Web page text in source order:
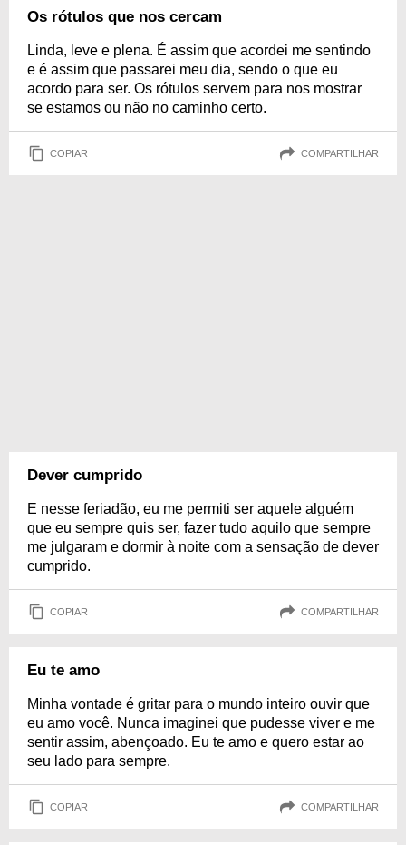
Os rótulos que nos cercam
Linda, leve e plena. É assim que acordei me sentindo
e é assim que passarei meu dia, sendo o que eu
acordo para ser. Os rótulos servem para nos mostrar
se estamos ou não no caminho certo.
COPIAR COMPARTILHAR
Dever cumprido
E nesse feriadão, eu me permiti ser aquele alguém
que eu sempre quis ser, fazer tudo aquilo que sempre
me julgaram e dormir à noite com a sensação de dever
cumprido.
COPIAR COMPARTILHAR
Eu te amo
Minha vontade é gritar para o mundo inteiro ouvir que
eu amo você. Nunca imaginei que pudesse viver e me
sentir assim, abençoado. Eu te amo e quero estar ao
seu lado para sempre.
COPIAR COMPARTILHAR